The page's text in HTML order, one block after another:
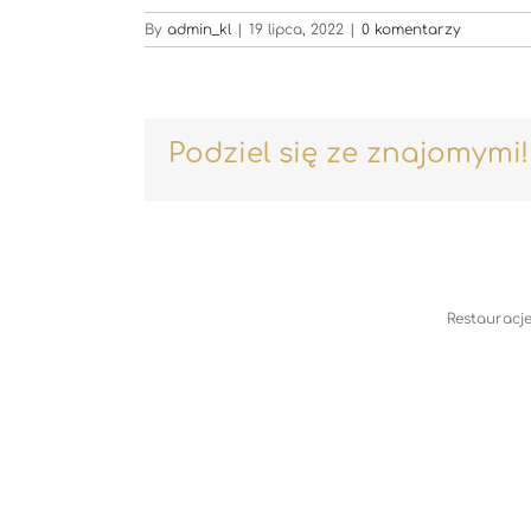
By admin_kl | 19 lipca, 2022 | 0 komentarzy
Podziel się ze znajomymi!